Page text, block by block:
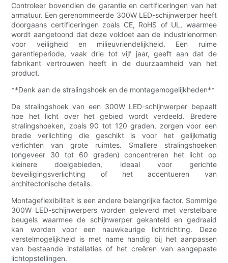
Controleer bovendien de garantie en certificeringen van het
armatuur. Een gerenommeerde 300W LED-schijnwerper heeft
doorgaans certificeringen zoals CE, RoHS of UL, waarmee
wordt aangetoond dat deze voldoet aan de industrienormen
voor veiligheid en milieuvriendelijkheid. Een ruime
garantieperiode, vaak drie tot vijf jaar, geeft aan dat de
fabrikant vertrouwen heeft in de duurzaamheid van het
product.
**Denk aan de stralingshoek en de montagemogelijkheden**
De stralingshoek van een 300W LED-schijnwerper bepaalt
hoe het licht over het gebied wordt verdeeld. Bredere
stralingshoeken, zoals 90 tot 120 graden, zorgen voor een
brede verlichting die geschikt is voor het gelijkmatig
verlichten van grote ruimtes. Smallere stralingshoeken
(ongeveer 30 tot 60 graden) concentreren het licht op
kleinere doelgebieden, ideaal voor gerichte
beveiligingsverlichting of het accentueren van
architectonische details.
Montageflexibiliteit is een andere belangrijke factor. Sommige
300W LED-schijnwerpers worden geleverd met verstelbare
beugels waarmee de schijnwerper gekanteld en gedraaid
kan worden voor een nauwkeurige lichtrichting. Deze
verstelmogelijkheid is met name handig bij het aanpassen
van bestaande installaties of het creëren van aangepaste
lichtopstellingen.